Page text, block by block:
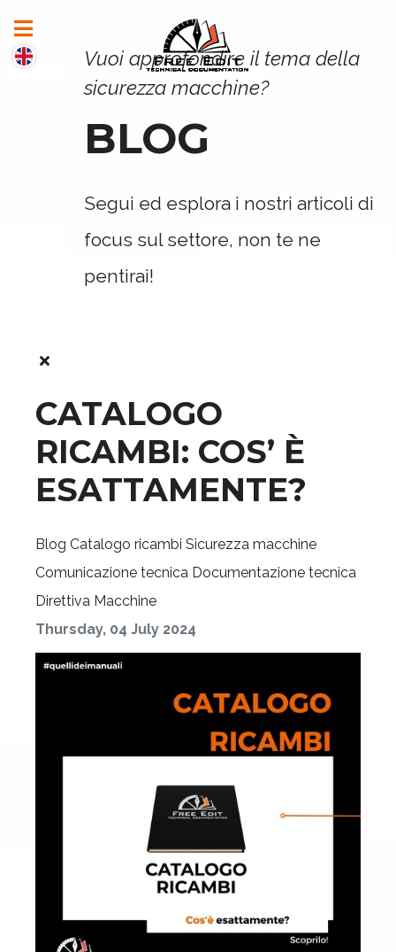
Vuoi approfondire il tema della
sicurezza macchine?
BLOG
Segui ed esplora i nostri articoli di
focus sul settore, non te ne
pentirai!
CATALOGO
RICAMBI: COS’ È
ESATTAMENTE?
Blog Catalogo ricambi Sicurezza macchine
Comunicazione tecnica Documentazione tecnica
Direttiva Macchine
Thursday, 04 July 2024